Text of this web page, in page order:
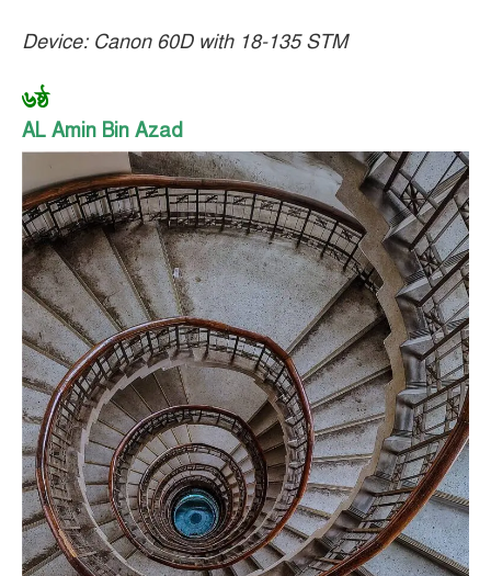
Device: Canon 60D with 18-135 STM
৬ষ্ঠ
AL Amin Bin Azad